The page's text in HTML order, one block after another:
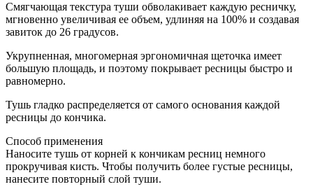
Смягчающая текстура туши обволакивает каждую ресничку,
мгновенно увеличивая ее объем, удлиняя на 100% и создавая
завиток до 26 градусов.
Укрупненная, многомерная эргономичная щеточка имеет
большую площадь, и поэтому покрывает ресницы быстро и
равномерно.
Тушь гладко распределяется от самого основания каждой
ресницы до кончика.
Способ применения
Наносите тушь от корней к кончикам ресниц немного
прокручивая кисть. Чтобы получить более густые ресницы,
нанесите повторный слой туши.